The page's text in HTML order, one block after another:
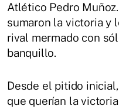
Atlético Pedro
sumaron la victoria y
rival mermado con
banquillo.
Desde el pitido
que querían la